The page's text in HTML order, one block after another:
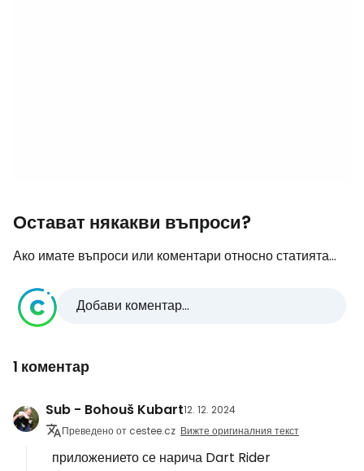
Остават някакви въпроси?
Ако имате въпроси или коментари относно статията...
Добави коментар...
1 коментар
Sub - Bohouš Kubart12. 12. 2024
Преведено от cestee.cz Вижте оригиналния текст
приложението се нарича Dart Rider